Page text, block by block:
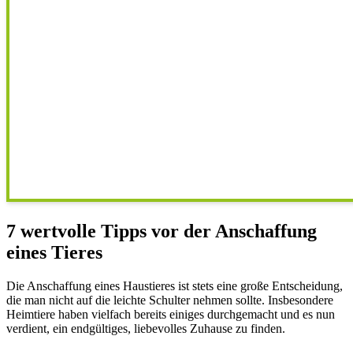
7 wertvolle Tipps vor der Anschaffung
eines Tieres
Die Anschaffung eines Haustieres ist stets eine große Entscheidung,
die man nicht auf die leichte Schulter nehmen sollte. Insbesondere
Heimtiere haben vielfach bereits einiges durchgemacht und es nun
verdient, ein endgültiges, liebevolles Zuhause zu finden.